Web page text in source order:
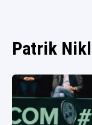
Patrik